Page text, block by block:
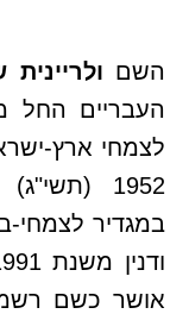
השם
העבריים החל
לצמחי ארץ-
1952 (תשי"ג) והוחלף ל
במגדיר לצמחי-
ודנין משנת 1991. השם העברי